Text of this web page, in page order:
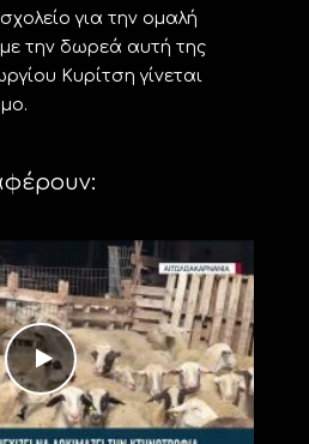
για την ομαλή
με την δωρεά αυτή της
Κυρίτση γίνεται